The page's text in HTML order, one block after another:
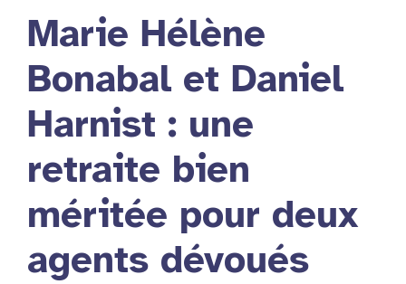
Marie Hélène
Bonabal et Daniel
Harnist : une
retraite bien
méritée pour deux
agents dévoués